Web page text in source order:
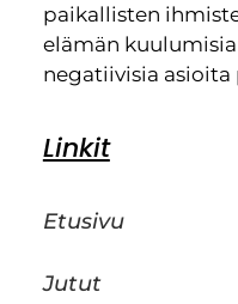
paikallisten
elämän
negatiivisia
Linkit
Etusivu
Jutut